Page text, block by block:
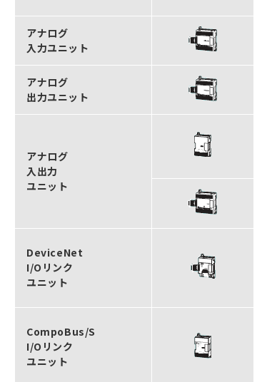
アナログ
入力ユニット
アナログ
出力ユニット
アナログ
入出力
ユニット
DeviceNet
I/Oリンク
ユニット
CompoBus/S
I/Oリンク
ユニット